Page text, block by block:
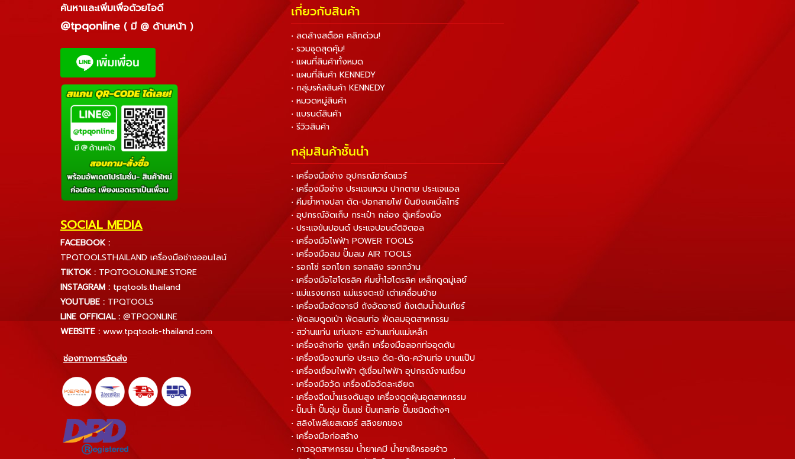
ค้นหาและเพิ่มเพื่อด้วยไอดี
@tpqonline ( มี @ ด้านหน้า )
SOCIAL MEDIA
FACEBOOK :
TPQTOOLSTHAILAND เครื่องมือช่างออนไลน์
TIKTOK : TPQTOOLONLINE.STORE
INSTAGRAM : tpqtools.thailand
YOUTUBE : TPQTOOLS
LINE OFFICIAL : @TPQONLINE
WEBSITE : www.tpqtools-thailand.com
ช่องทางการจัดส่ง
เกี่ยวกับสินค้า
• ลดล้างสต็อค คลิกด่วน!
• รวมชุดสุดคุ้ม!
• แผนที่สินค้าทั้งหมด
• แผนที่สินค้า KENNEDY
• กลุ่มรหัสสินค้า KENNEDY
• หมวดหมู่สินค้า
• แบรนด์สินค้า
• รีวิวสินค้า
กลุ่มสินค้าชั้นนำ
• เครื่องมือช่าง อุปกรณ์ฮาร์ดแวร์
• เครื่องมือช่าง ประแจแหวน ปากตาย ประแจแอล
• คีมย้ำหางปลา ตัด-ปอกสายไฟ ปืนยิงเคเบิ้ลไทร์
• อุปกรณ์จัดเก็บ กระเป๋า กล่อง ตู้เครื่องมือ
• ประแจขันปอนด์ ประแจปอนด์ดิจิตอล
• เครื่องมือไฟฟ้า POWER TOOLS
• เครื่องมือลม ปั๊มลม AIR TOOLS
• รอกโซ่ รอกโยก รอกสลิง รอกกว้าน
• เครื่องมือไฮโดรลิค คีมย้ำไฮโดรลิค เหล็กดูดมู่เลย์
• แม่แรงยกรถ แม่แรงตะเข้ เต่าเคลื่อนย้าย
• เครื่องมืออัดจารบี ถังอัดจารบี ถังเติมน้ำมันเกียร์
• พัดลมดูดเป่า พัดลมท่อ พัดลมอุตสาหกรรม
• สว่านแท่น แท่นเจาะ สว่านแท่นแม่เหล็ก
• เครื่องล้างท่อ งูเหล็ก เครื่องมือลอกท่ออุดตัน
• เครื่องมืองานท่อ ประแจ ดัด-ตัด-คว้านท่อ บานแป๊ป
• เครื่องเชื่อมไฟฟ้า ตู้เชื่อมไฟฟ้า อุปกรณ์งานเชื่อม
• เครื่องมือวัด เครื่องมือวัดละเอียด
• เครื่องฉีดน้ำแรงดันสูง เครื่องดูดฝุ่นอุตสาหกรรม
• ปั๊มน้ำ ปั๊มจุ่ม ปั๊มแช่ ปั๊มเทสท่อ ปั๊มชนิดต่างๆ
• สลิงโพลีเยสเตอร์ สลิงยกของ
• เครื่องมือก่อสร้าง
• กาวอุตสาหกรรม น้ำยาเคมี น้ำยาเช็ครอยร้าว